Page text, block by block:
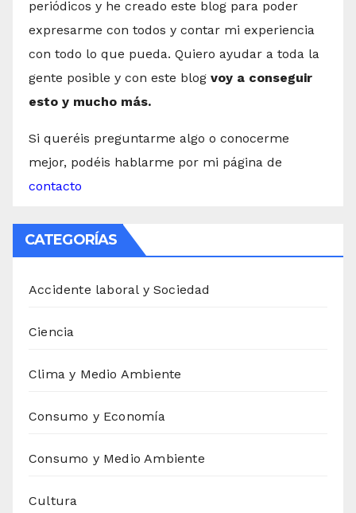
periódicos y he creado este blog para poder
expresarme con todos y contar mi experiencia
con todo lo que pueda. Quiero ayudar a toda la
gente posible y con este blog voy a conseguir
esto y mucho más.
Si queréis preguntarme algo o conocerme
mejor, podéis hablarme por mi página de
contacto
CATEGORÍAS
Accidente laboral y Sociedad
Ciencia
Clima y Medio Ambiente
Consumo y Economía
Consumo y Medio Ambiente
Cultura